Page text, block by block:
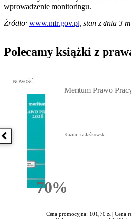
wprowadzenie monitoringu.
Źródło: www.mir.gov.pl, stan z dnia 3
Polecamy książki z
Poprzednia książka
Przejdź do: Meritum Prawo Pracy
NOWOŚĆ
70%Rabatu
Meritum Prawo
Kazimierz Jaśkowski
Cena promocyjna: 101,70 zł | Cena